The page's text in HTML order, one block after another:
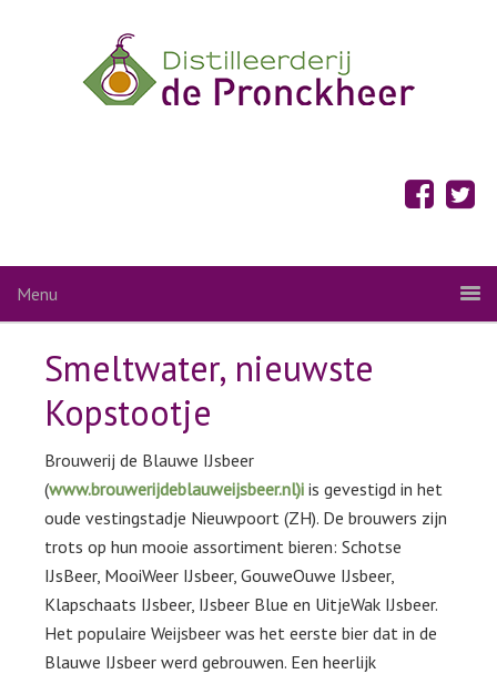
Menu
Smeltwater, nieuwste
Kopstootje
Brouwerij de Blauwe IJsbeer
(www.brouwerijdeblauweijsbeer.nl)i is gevestigd in het
oude vestingstadje Nieuwpoort (ZH). De brouwers zijn
trots op hun mooie assortiment bieren: Schotse
IJsBeer, MooiWeer IJsbeer, GouweOuwe IJsbeer,
Klapschaats IJsbeer, IJsbeer Blue en UitjeWak IJsbeer.
Het populaire Weijsbeer was het eerste bier dat in de
Blauwe IJsbeer werd gebrouwen. Een heerlijk